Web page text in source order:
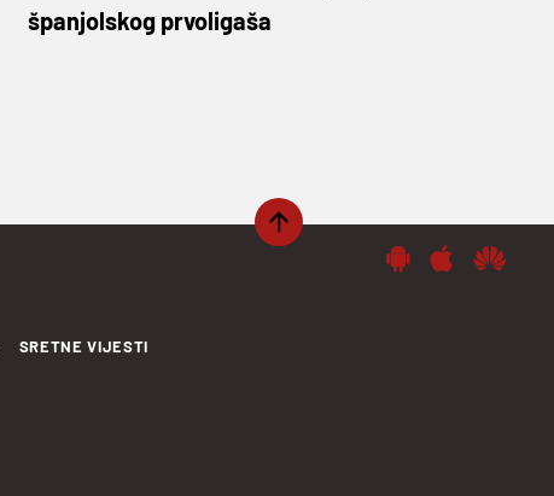
španjolskog prvoligaša
SRETNE VIJESTI